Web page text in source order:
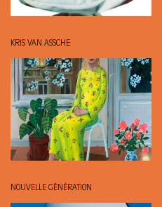
KRIS VAN ASSCHE
NOUVELLE GÉNÉRATION